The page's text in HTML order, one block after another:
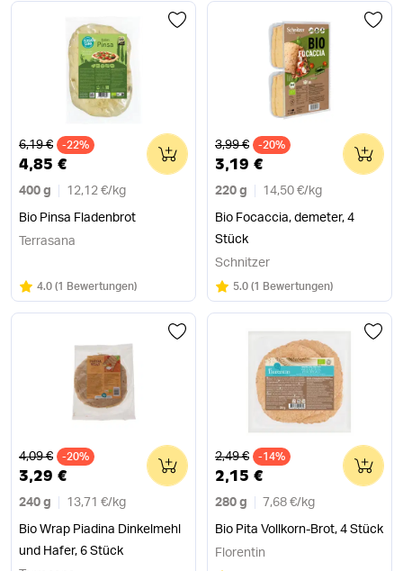
Alter Preis
6,19 € -22%
4,85 €
400 g 12,12 €/ kg
Bio Pinsa Fladenbrot
0
Terrasana
Bewertung:
4.0/5
(1 Bewertungen)
Alter Preis
3,99 € -20%
3,19 €
220 g 14,50 €/ kg
Bio Focaccia, demeter, 4
Stück
0
Schnitzer
Bewertung:
5.0/5
(1 Bewertungen)
Alter Preis
4,09 € -20%
3,29 €
240 g 13,71 €/ kg
Bio Wrap Piadina Dinkelmehl
und Hafer, 6 Stück
0 Alter Preis
2,49 € -14%
2,15 €
280 g 7,68 €/ kg
Bio Pita Vollkorn-Brot, 4 Stück
0
Florentin